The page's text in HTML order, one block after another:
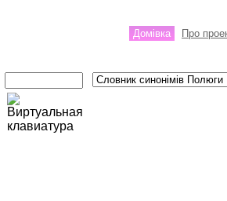
Домівка Про